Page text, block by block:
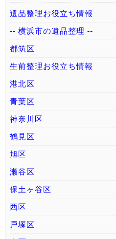
遺品整理お役立ち情報
-- 横浜市の遺品整理 --
都筑区
生前整理お役立ち情報
港北区
青葉区
神奈川区
鶴見区
旭区
瀬谷区
保土ヶ谷区
西区
戸塚区